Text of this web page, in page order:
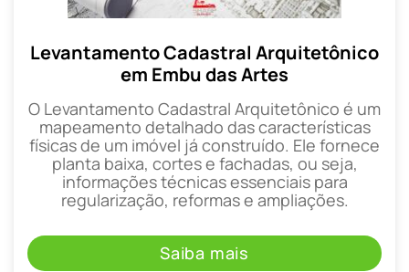
Levantamento Cadastral Arquitetônico
em Embu das Artes
O Levantamento Cadastral Arquitetônico é um
mapeamento detalhado das características
físicas de um imóvel já construído. Ele fornece
planta baixa, cortes e fachadas, ou seja,
informações técnicas essenciais para
regularização, reformas e ampliações.
Saiba mais